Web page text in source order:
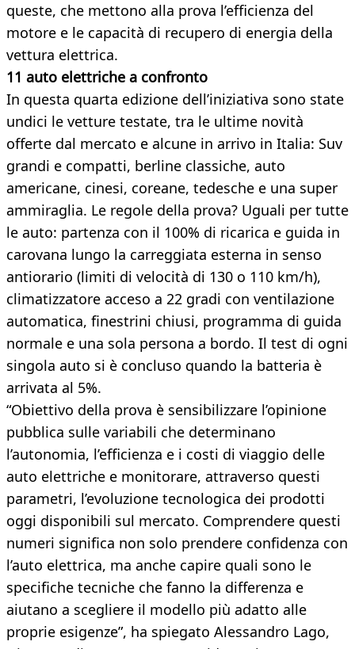
queste, che mettono alla prova l’efficienza del
motore e le capacità di recupero di energia della
vettura elettrica.
11 auto elettriche a confronto
In questa quarta edizione dell’iniziativa sono state
undici le vetture testate, tra le ultime novità
offerte dal mercato e alcune in arrivo in Italia: Suv
grandi e compatti, berline classiche, auto
americane, cinesi, coreane, tedesche e una super
ammiraglia. Le regole della prova? Uguali per tutte
le auto: partenza con il 100% di ricarica e guida in
carovana lungo la carreggiata esterna in senso
antiorario (limiti di velocità di 130 o 110 km/h),
climatizzatore acceso a 22 gradi con ventilazione
automatica, finestrini chiusi, programma di guida
normale e una sola persona a bordo. Il test di ogni
singola auto si è concluso quando la batteria è
arrivata al 5%.
“Obiettivo della prova è sensibilizzare l’opinione
pubblica sulle variabili che determinano
l’autonomia, l’efficienza e i costi di viaggio delle
auto elettriche e monitorare, attraverso questi
parametri, l’evoluzione tecnologica dei prodotti
oggi disponibili sul mercato. Comprendere questi
numeri significa non solo prendere confidenza con
l’auto elettrica, ma anche capire quali sono le
specifiche tecniche che fanno la differenza e
aiutano a scegliere il modello più adatto alle
proprie esigenze”, ha spiegato Alessandro Lago,